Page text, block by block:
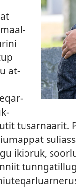
at­
tusar­naarit.
ikioruk,